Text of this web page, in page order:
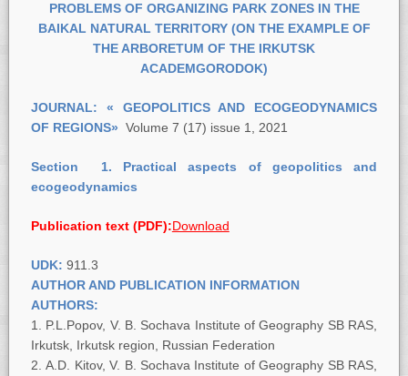
PROBLEMS OF ORGANIZING PARK ZONES IN THE
BAIKAL NATURAL TERRITORY (ON THE EXAMPLE OF
THE ARBORETUM OF THE IRKUTSK
ACADEMGORODOK)
JOURNAL: « GEOPOLITICS AND ECOGEODYNAMICS
OF REGIONS» Volume 7 (17) issue 1, 2021
Section 1.
Practical aspects of geopolitics and
ecogeodynamics
Publication text (PDF):Download
UDK: 911.3
AUTHOR AND PUBLICATION INFORMATION
AUTHORS:
P.L.Popov, V. B. Sochava Institute of Geography SB RAS,
Irkutsk, Irkutsk region, Russian Federation
A.D. Kitov, V. B. Sochava Institute of Geography SB RAS,